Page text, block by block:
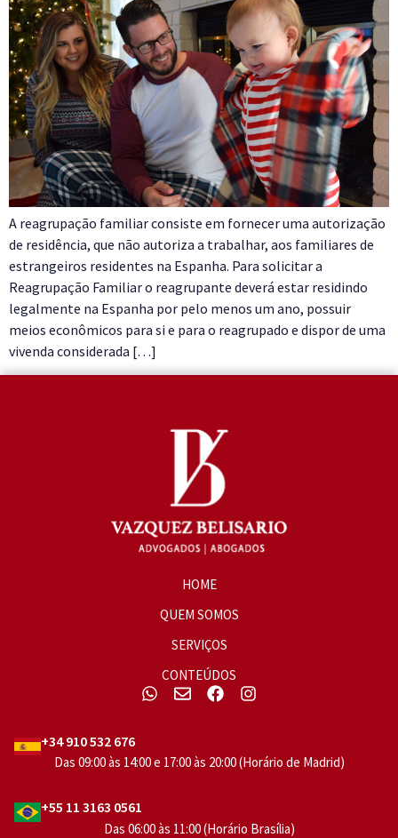
A reagrupação familiar consiste em fornecer uma autorização
de residência, que não autoriza a trabalhar, aos familiares de
estrangeiros residentes na Espanha. Para solicitar a
Reagrupação Familiar o reagrupante deverá estar residindo
legalmente na Espanha por pelo menos um ano, possuir
meios econômicos para si e para o reagrupado e dispor de uma
vivenda considerada […]
HOME
QUEM SOMOS
SERVIÇOS
CONTEÚDOS
+34 910 532 676
Das 09:00 às 14:00 e 17:00 às 20:00 (Horário de Madrid)
+55 11 3163 0561
Das 06:00 às 11:00 (Horário Brasília)